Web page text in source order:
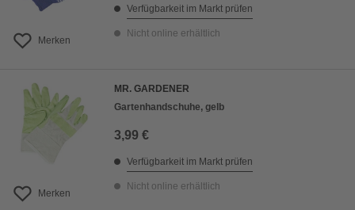
Merken
Verfügbarkeit im Markt prüfen
Nicht online erhältlich
Merken
MR. GARDENER
Gartenhandschuhe, gelb
3,99 €
Verfügbarkeit im Markt prüfen
Nicht online erhältlich